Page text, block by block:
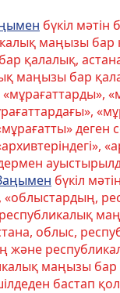
бүкіл
маңызы
қалалық,
маңызы бар
деген
бүкіл
«облыстардың,
облыс,
және
маңызы
бастап